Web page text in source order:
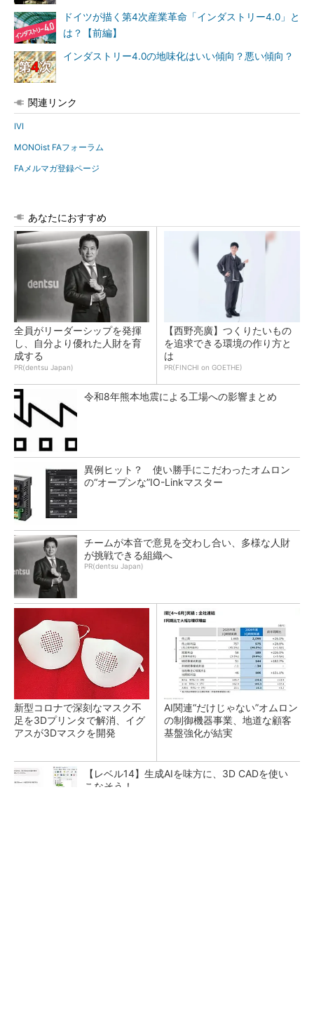
ドイツが描く第4次産業革命「インダストリー4.0」と
は？【前編】
インダストリー4.0の地味化はいい傾向？悪い傾向？
関連リンク
IVI
MONOist FAフォーラム
FAメルマガ登録ページ
あなたにおすすめ
全員がリーダーシップを発揮
し、自分より優れた人財を育
成する
PR(dentsu Japan)
【西野亮廣】つくりたいもの
を追求できる環境の作り方と
は
PR(FINCHI on GOETHE)
令和8年熊本地震による工場への影響まとめ
異例ヒット？ 使い勝手にこだわったオムロン
の“オープンな”IO-Linkマスター
チームが本音で意見を交わし合い、多様な人財
が挑戦できる組織へ
PR(dentsu Japan)
新型コロナで深刻なマスク不
足を3Dプリンタで解消、イグ
アスが3Dマスクを開発
AI関連“だけじゃない”オムロン
の制御機器事業、地道な顧客
基盤強化が結実
【レベル14】生成AIを味方に、3D CADを使い
こなそう！